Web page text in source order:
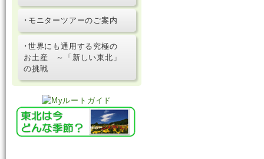
･モニターツアーのご案内
･世界にも通用する究極の
お土産 ～「新しい東北」
の挑戦